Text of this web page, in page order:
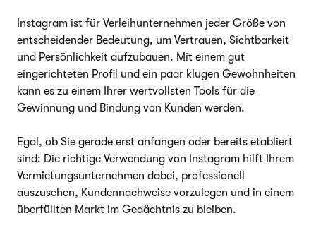
Instagram ist für Verleihunternehmen jeder Größe von
entscheidender Bedeutung, um Vertrauen, Sichtbarkeit
und Persönlichkeit aufzubauen. Mit einem gut
eingerichteten Profil und ein paar klugen Gewohnheiten
kann es zu einem Ihrer wertvollsten Tools für die
Gewinnung und Bindung von Kunden werden.
Egal, ob Sie gerade erst anfangen oder bereits etabliert
sind: Die richtige Verwendung von Instagram hilft Ihrem
Vermietungsunternehmen dabei, professionell
auszusehen, Kundennachweise vorzulegen und in einem
überfüllten Markt im Gedächtnis zu bleiben.